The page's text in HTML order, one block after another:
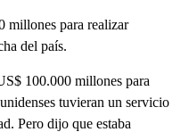
millones para realizar
del país.
100.000 millones para
tuvieran un servicio
Pero dijo que estaba